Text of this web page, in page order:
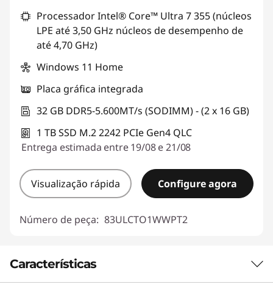
Processador Intel® Core™ Ultra 7 355 (núcleos
LPE até 3,50 GHz núcleos de desempenho de
até 4,70 GHz)
Windows 11 Home
Placa gráfica integrada
32 GB DDR5-5.600MT/s (SODIMM) - (2 x 16 GB)
1 TB SSD M.2 2242 PCIe Gen4 QLC
Entrega estimada entre 19/08 e 21/08
Visualização rápida Configure agora
Número de peça: 83ULCTO1WWPT2
Características